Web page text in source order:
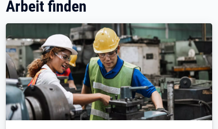
Arbeit finden